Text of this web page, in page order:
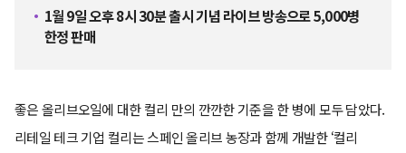
1월 9일 오후 8시 30분 출시 기념 라이브 방송으로 5,000병
한정 판매
좋은 올리브오일에 대한 컬리 만의 깐깐한 기준을 한 병에 모두 담았다.
리테일 테크 기업 컬리는 스페인 올리브 농장과 함께 개발한 ‘컬리